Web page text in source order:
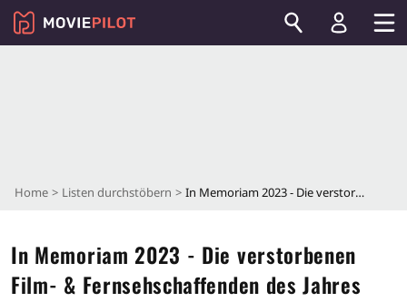
Home Listen durchstöbern In Memoriam 2023 - Die verstorbenen Film- & Fernsehschaffenden des Jahres
In Memoriam 2023 - Die verstorbenen
Film- & Fernsehschaffenden des Jahres